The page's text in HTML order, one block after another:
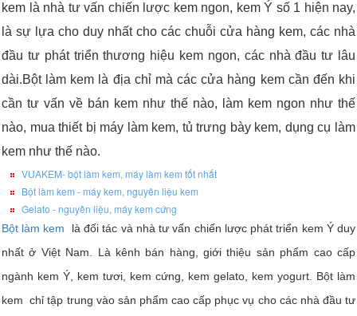
kem là nhà tư vấn chiến lược kem ngon, kem Ý số 1 hiện nay,
là sự lựa cho duy nhất cho các chuỗi cửa hàng kem, các nhà
đầu tư phát triển thương hiệu kem ngon, các nhà đầu tư lâu
dài.Bột làm kem là địa chỉ mà các cửa hàng kem cần đến khi
cần tư vấn về bán kem như thế nào, làm kem ngon như thế
nào, mua thiết bị máy làm kem, tủ trưng bày kem, dụng cụ làm
kem như thế nào.
VUAKEM- bột làm kem, máy làm kem tốt nhất
Bột làm kem - máy kem, nguyên liệu kem
Gelato - nguyên liệu, máy kem cứng
Bột làm kem
là đối tác và nhà tư vấn chiến lược phát triển kem Ý duy
nhất ở Việt Nam . Là kênh bán hàng, giới thiệu sản phẩm cao cấp
ngành kem Ý, kem tươi, kem cứng, kem gelato, kem yogurt. Bột làm
kem chỉ tập trung vào sản phẩm cao cấp phục vụ cho các nhà đầu tư